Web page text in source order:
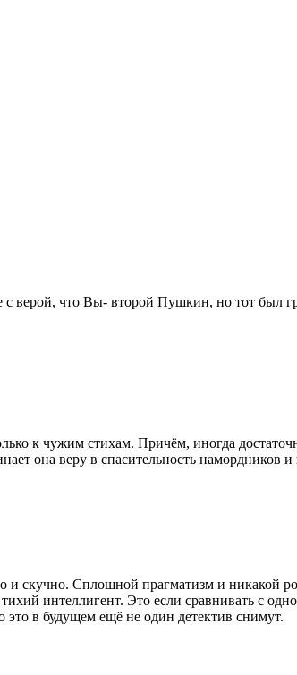
верой, что Вы- второй Пушкин, но тот был
к чужим стихам. Причём, иногда
она веру в спасительность намордников и
и скучно. Сплошной прагматизм и никакой
интеллигент. Это если сравнивать с
в будущем ещё не один детектив снимут.